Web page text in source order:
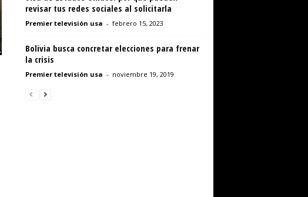
revisar tus redes sociales al solicitarla
Premier televisión usa - febrero 15, 2023
Bolivia busca concretar elecciones para frenar
la crisis
Premier televisión usa - noviembre 19, 2019